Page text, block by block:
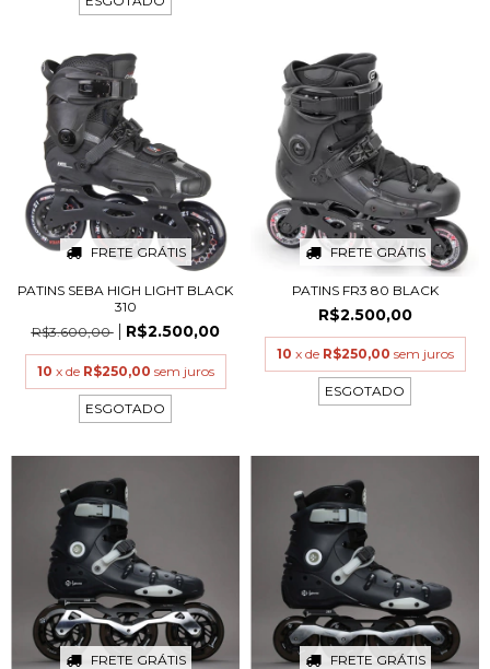
FRETE GRÁTIS
PATINS SEBA HIGH LIGHT BLACK
310
R$3.600,00
R$2.500,00
10 x de R$250,00 sem juros
ESGOTADO
FRETE GRÁTIS
PATINS FR3 80 BLACK
R$2.500,00
10 x de R$250,00 sem juros
ESGOTADO
FRETE GRÁTIS FRETE GRÁTIS